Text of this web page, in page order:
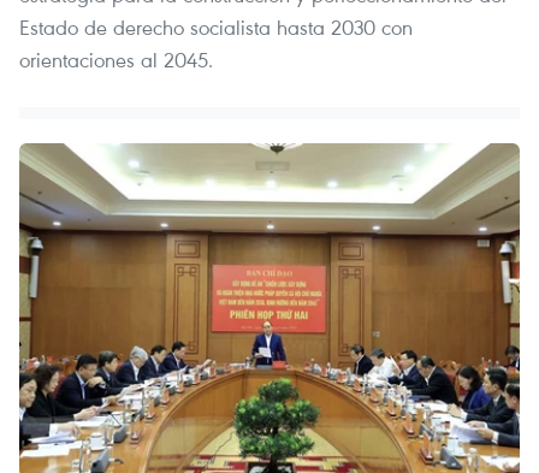
Estado de derecho socialista hasta 2030 con
orientaciones al 2045.